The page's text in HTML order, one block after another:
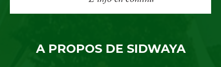
A PROPOS DE SIDWAYA